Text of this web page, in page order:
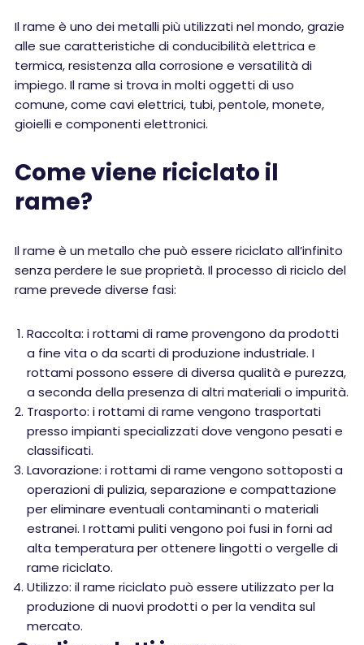
Il rame è uno dei metalli più utilizzati nel mondo, grazie
alle sue caratteristiche di conducibilità elettrica e
termica, resistenza alla corrosione e versatilità di
impiego. Il rame si trova in molti oggetti di uso
comune, come cavi elettrici, tubi, pentole, monete,
gioielli e componenti elettronici.
Come viene riciclato il
rame?
Il rame è un metallo che può essere riciclato all’infinito
senza perdere le sue proprietà. Il processo di riciclo del
rame prevede diverse fasi:
Raccolta: i rottami di rame provengono da prodotti
a fine vita o da scarti di produzione industriale. I
rottami possono essere di diversa qualità e purezza,
a seconda della presenza di altri materiali o impurità.
Trasporto: i rottami di rame vengono trasportati
presso impianti specializzati dove vengono pesati e
classificati.
Lavorazione: i rottami di rame vengono sottoposti a
operazioni di pulizia, separazione e compattazione
per eliminare eventuali contaminanti o materiali
estranei. I rottami puliti vengono poi fusi in forni ad
alta temperatura per ottenere lingotti o vergelle di
rame riciclato.
Utilizzo: il rame riciclato può essere utilizzato per la
produzione di nuovi prodotti o per la vendita sul
mercato.